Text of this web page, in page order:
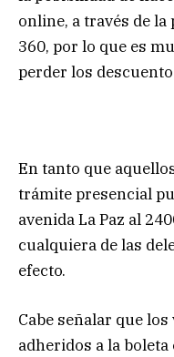
online, a través de la
360, por lo que es
perder los
En tanto que
trámite presencial
avenida La Paz al
cualquiera de las
efecto.
Cabe señalar que
adheridos a la